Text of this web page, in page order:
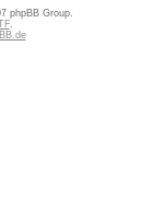
phpBB Group.
.